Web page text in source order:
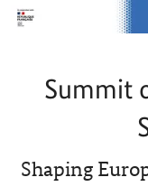
Summit
Shaping